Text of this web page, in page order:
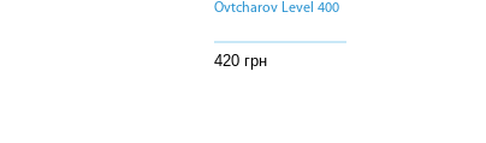
Ovtcharov Level 400
420 грн